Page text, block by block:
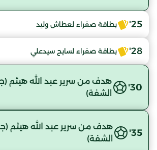
25' بطاقة صفراء لعطاش وليد
28' بطاقة صفراء لسايح سيدعلي
30'
هدف من سرير عبد الله هيثم
الشفة)
35'
هدف من سرير عبد الله هيثم
الشفة)